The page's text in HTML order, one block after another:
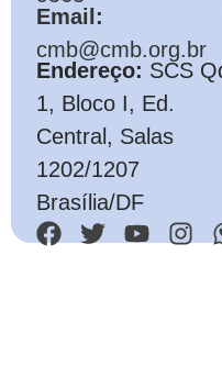
Email:
cmb@cmb.org.br
Endereço: SCS
1, Bloco I, Ed.
Central, Salas
1202/1207
Brasília/DF